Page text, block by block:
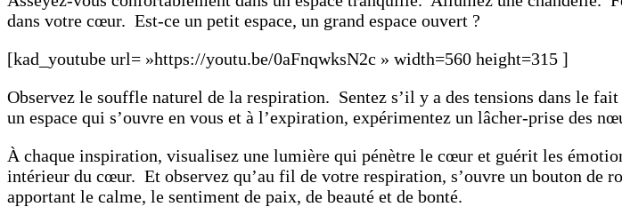
dans votre cœur. Est-ce un petit espace, un grand espace ouvert ?
[kad_youtube url= »https://youtu.be/0aFnqwksN2c » width=560 height=315 ]
Observez le souffle naturel de la respiration. Sentez s’il y a des tensions dans le
un espace qui s’ouvre en vous et à l’expiration, expérimentez un lâcher-prise des
À chaque inspiration, visualisez une lumière qui pénètre le cœur et guérit les
intérieur du cœur. Et observez qu’au fil de votre respiration, s’ouvre un bouton de
apportant le calme, le sentiment de paix, de beauté et de bonté.